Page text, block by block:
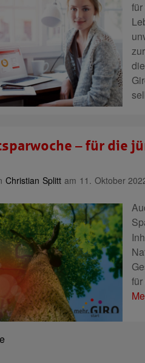
– für die
Christian Splittam 11. Oktober